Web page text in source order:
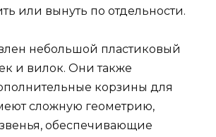
или вынуть по отдельности.
небольшой пластиковый
и вилок. Они также
корзины для
сложную геометрию,
обеспечивающие